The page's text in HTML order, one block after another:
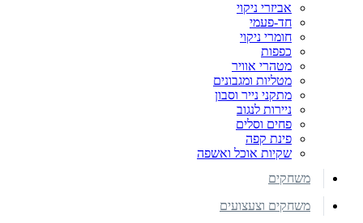
אביזרי ניקוי
חד-פעמי
חומרי ניקוי
כפפות
מטהרי אוויר
מטליות ומגבונים
מתקני נייר וסבון
ניירות לנגוב
פחים וסלים
פינת קפה
שקיות אוכל ואשפה
משחקים
משחקים וצעצועים